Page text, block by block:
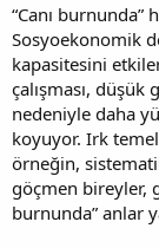
“Canı burnunda”
Sosyoekonomik
kapasitesini
çalışması, düşük
nedeniyle daha
koyuyor. Irk
örneğin,
göçmen bireyler,
burnunda” anlar